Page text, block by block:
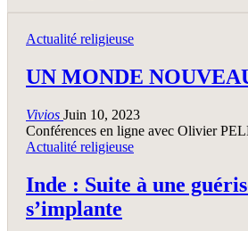
Actualité religieuse
UN MONDE
Vivios Juin 10, 2023
Conférences en ligne avec Olivier
Actualité religieuse
Inde : Suite à une
s’implante